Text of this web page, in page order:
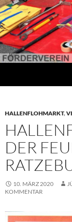
HALLENFLOHMARKT,
DER
10. MÄRZ 2020
KOMMENTAR